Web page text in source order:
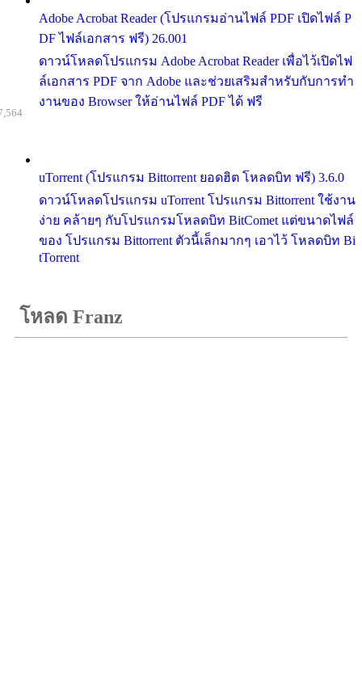
Adobe Acrobat Reader (โปรแกรมอ่านไฟล์ PDF เปิดไฟล์ P
DF ไฟล์เอกสาร ฟรี) 26.001
ดาวน์โหลดโปรแกรม Adobe Acrobat Reader เพื่อไว้เปิดไฟ
ล์เอกสาร PDF จาก Adobe และช่วยเสริมสำหรับกับการทำ
งานของ Browser ให้อ่านไฟล์ PDF ได้ ฟรี
uTorrent (โปรแกรม Bittorrent ยอดฮิต โหลดบิท ฟรี) 3.6.0
ดาวน์โหลดโปรแกรม uTorrent โปรแกรม Bittorrent ใช้งาน
ง่าย คล้ายๆ กับโปรแกรมโหลดบิท BitComet แต่ขนาดไฟล์
ของ โปรแกรม Bittorrent ตัวนี้เล็กมากๆ เอาไว้ โหลดบิท Bi
tTorrent
โหลด Franz